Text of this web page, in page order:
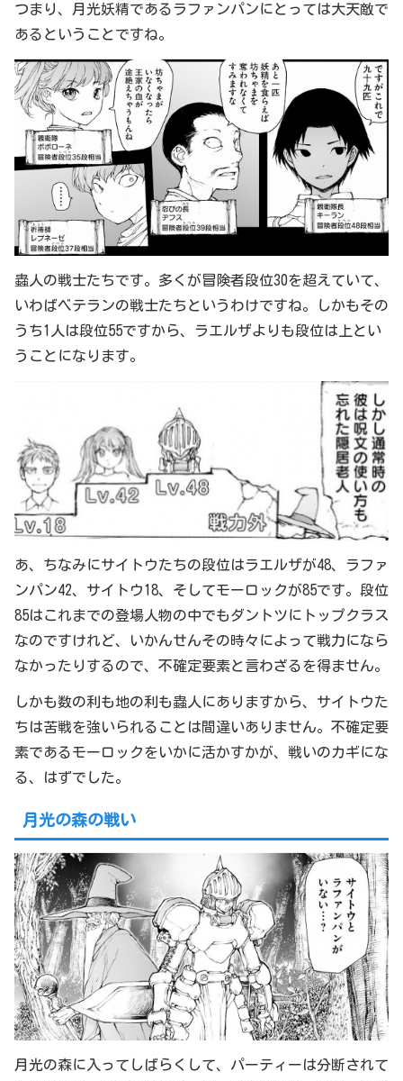
つまり、月光妖精であるラファンパンにとっては大天敵で
あるということですね。
蟲人の戦士たちです。多くが冒険者段位30を超えていて、
いわばベテランの戦士たちというわけですね。しかもその
うち1人は段位55ですから、ラエルザよりも段位は上とい
うことになります。
あ、ちなみにサイトウたちの段位はラエルザが48、ラファ
ンパン42、サイトウ18、そしてモーロックが85です。段位
85はこれまでの登場人物の中でもダントツにトップクラス
なのですけれど、いかんせんその時々によって戦力になら
なかったりするので、不確定要素と言わざるを得ません。
しかも数の利も地の利も蟲人にありますから、サイトウた
ちは苦戦を強いられることは間違いありません。不確定要
素であるモーロックをいかに活かすかが、戦いのカギにな
る、はずでした。
月光の森の戦い
月光の森に入ってしばらくして、パーティーは分断されて